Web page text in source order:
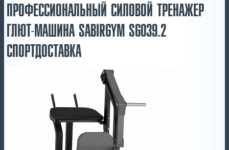
ПРОФЕССИОНАЛЬНЫЙ СИЛОВОЙ ТРЕНАЖЕР
ГЛЮТ-МАШИНА SABIRGYM SG039.2
СПОРТДОСТАВКА